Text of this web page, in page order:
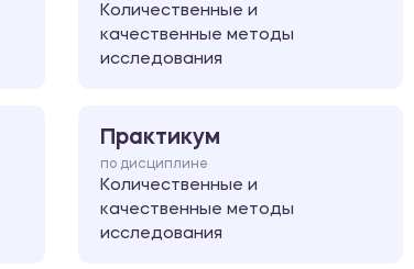
Количественные и
качественные методы
исследования
Практикум
по дисциплине
Количественные и
качественные методы
исследования